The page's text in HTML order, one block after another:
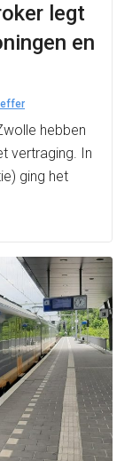
legt
en
hebben
vertraging. In
ging het